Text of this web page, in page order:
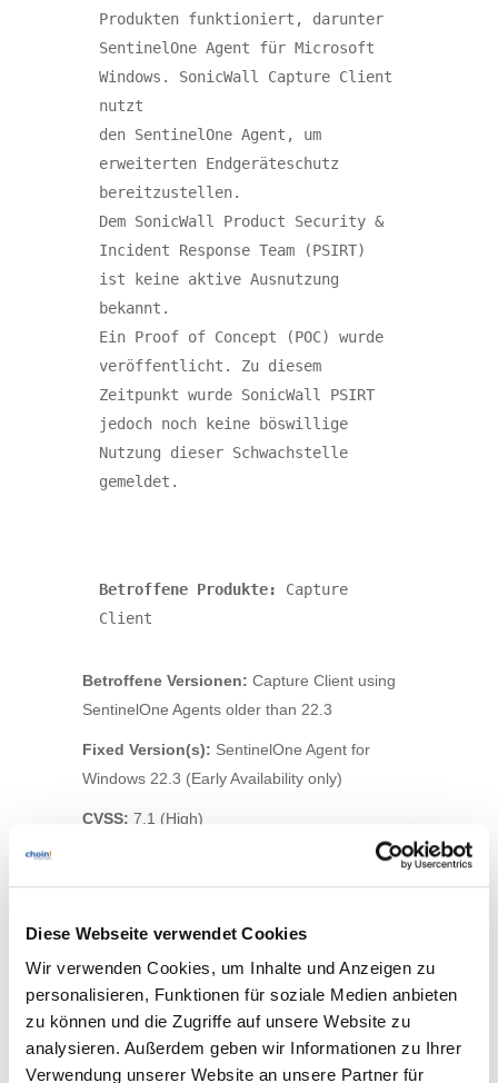
Diese Webseite verwendet Cookies
Wir verwenden Cookies, um Inhalte und Anzeigen zu
personalisieren, Funktionen für soziale Medien anbieten
zu können und die Zugriffe auf unsere Website zu
analysieren. Außerdem geben wir Informationen zu Ihrer
Verwendung unserer Website an unsere Partner für
Produkten funktioniert, darunter
SentinelOne Agent für Microsoft
Windows. SonicWall Capture Client
nutzt
den SentinelOne Agent, um
erweiterten Endgeräteschutz
bereitzustellen.
Dem SonicWall Product Security &
Incident Response Team (PSIRT)
ist keine aktive Ausnutzung
bekannt.
Ein Proof of Concept (POC) wurde
veröffentlicht. Zu diesem
Zeitpunkt wurde SonicWall PSIRT
jedoch noch keine böswillige
Nutzung dieser Schwachstelle
gemeldet.
Betroffene Produkte:
Capture
Client
Betroffene Versionen: Capture Client using
SentinelOne Agents older than 22.3
Fixed Version(s): SentinelOne Agent for
Windows 22.3 (Early Availability only)
CVSS: 7.1 (High)
Sie haben noch Fragen?
Sollten Sie noch Fragen zu diesem Posting
haben, wenn Sie Unterstützung bei der
Umsetzung von Schutzmaßnahmen benötigen,
stehen wir Ihnen natürlich gerne zur